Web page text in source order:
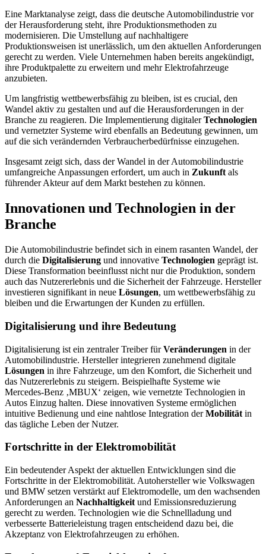
Eine Marktanalyse zeigt, dass die deutsche Automobilindustrie vor
der Herausforderung steht, ihre Produktionsmethoden zu
modernisieren. Die Umstellung auf nachhaltigere
Produktionsweisen ist unerlässlich, um den aktuellen Anforderungen
gerecht zu werden. Viele Unternehmen haben bereits angekündigt,
ihre Produktpalette zu erweitern und mehr Elektrofahrzeuge
anzubieten.
Um langfristig wettbewerbsfähig zu bleiben, ist es crucial, den
Wandel aktiv zu gestalten und auf die Herausforderungen in der
Branche zu reagieren. Die Implementierung digitalerTechnologien
und vernetzter Systeme wird ebenfalls an Bedeutung gewinnen, um
auf die sich verändernden Verbraucherbedürfnisse einzugehen.
Insgesamt zeigt sich, dass der Wandel in der Automobilindustrie
umfangreiche Anpassungen erfordert, um auch in Zukunft als
führender Akteur auf dem Markt bestehen zu können.
Innovationen und Technologien in der
Branche
Die Automobilindustrie befindet sich in einem rasanten Wandel, der
durch die Digitalisierung und innovative Technologien geprägt ist.
Diese Transformation beeinflusst nicht nur die Produktion, sondern
auch das Nutzererlebnis und die Sicherheit der Fahrzeuge. Hersteller
investieren signifikant in neue Lösungen, um wettbewerbsfähig zu
bleiben und die Erwartungen der Kunden zu erfüllen.
Digitalisierung und ihre Bedeutung
Digitalisierung ist ein zentraler Treiber fürVeränderungen in der
Automobilindustrie. Hersteller integrieren zunehmend digitale
Lösungen in ihre Fahrzeuge, um den Komfort, die Sicherheit und
das Nutzererlebnis zu steigern. Beispielhafte Systeme wie
Mercedes-Benz ‚MBUX‘ zeigen, wie vernetzte Technologien in
Autos Einzug halten. Diese innovativen Systeme ermöglichen
intuitive Bedienung und eine nahtlose Integration derMobilität in
das tägliche Leben der Nutzer.
Fortschritte in der Elektromobilität
Ein bedeutender Aspekt der aktuellen Entwicklungen sind die
Fortschritte in der Elektromobilität. Autohersteller wie Volkswagen
und BMW setzen verstärkt auf Elektromodelle, um den wachsenden
Anforderungen an Nachhaltigkeit und Emissionsreduzierung
gerecht zu werden. Technologien wie die Schnellladung und
verbesserte Batterieleistung tragen entscheidend dazu bei, die
Akzeptanz von Elektrofahrzeugen zu erhöhen.